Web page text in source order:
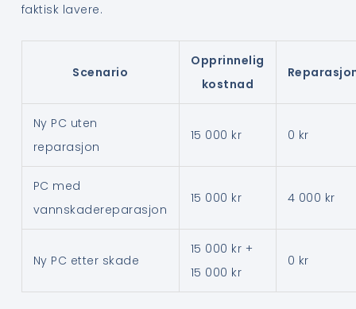
faktisk lavere.
Scenario
Opprinnelig
kostnad
Ny PC uten
reparasjon
15 000 kr 0 kr
PC med
vannskadereparasjon
15 000 kr 4 000 kr
Ny PC etter skade
15 000 kr +
15 000 kr
0 kr